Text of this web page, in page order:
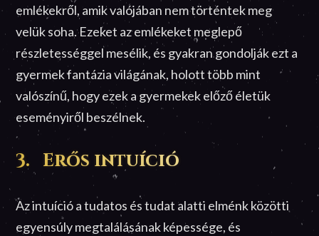
emlékekről, amik valójában nem történtek meg
velük soha. Ezeket az emlékeket meglepő
részletességgel mesélik, és gyakran gondolják ezt a
gyermek fantázia világának, holott több mint
valószínű, hogy ezek a gyermekek előző életük
eseményiről beszélnek.
3. Erős intuíció
Az intuíció a tudatos és tudat alatti elménk közötti
egyensúly megtalálásának képessége, és